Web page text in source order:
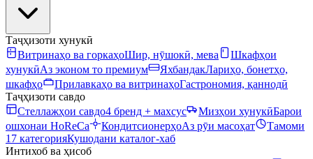
Таҷҳизоти хунукӣ
Витринаҳо ва горкаҳоШир, нӯшокӣ, мева
Шкафҳои
хунукӣАз эконом то премиум ЯхбандакЛариҳо, бонетҳо,
шкафҳо
Прилавкаҳо ва витринаҳоГастрономия, қаннодӣ
Таҷҳизоти савдо
Стеллажҳои савдо4 бренд + махсус Мизҳои хунукӣБарои
ошхонаи HoReCa
КондитсионерҳоАз рӯи масоҳат
Тамоми
17 категорияКушодани каталог-хаб
Интихоб ва ҳисоб